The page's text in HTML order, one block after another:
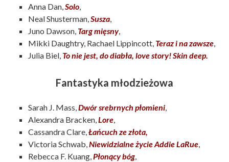
Anna Dan,Solo,
Neal Shusterman,Susza,
Juno Dawson, Targ mięsny,
Mikki Daughtry, Rachael Lippincott, Teraz i na zawsze,
Julia Biel, To nie jest, do diabła, love story! Skin deep.
Fantastyka młodzieżowa
Sarah J. Mass,Dwór srebrnych płomieni,
Alexandra Bracken,Lore,
Cassandra Clare,Łańcuch ze złota,
Victoria Schwab,Niewidzialne życie Addie LaRue,
Rebecca F. Kuang,Płonący bóg,